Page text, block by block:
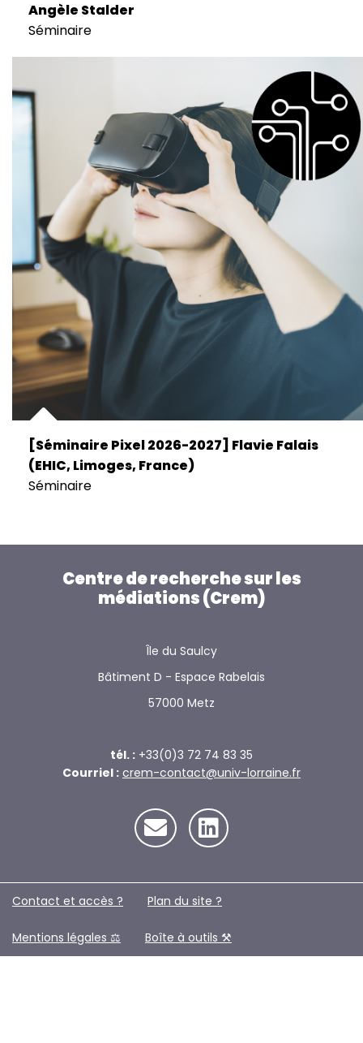
Angèle Stalder
Séminaire
[Séminaire Pixel 2026-2027] Flavie Falais
(EHIC, Limoges, France)
Séminaire
Centre de recherche sur les
médiations (Crem)
Île du Saulcy
Bâtiment D - Espace Rabelais
57000 Metz
tél. : +33(0)3 72 74 83 35
Courriel : crem-contact@univ-lorraine.fr
Contact et accès ? Plan du site ?️
Mentions légales ⚖️ Boîte à outils ⚒️